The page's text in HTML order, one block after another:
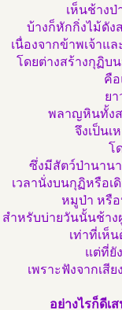
เห็นช้าง
บ้างก็หักกิ่งไม้ดัง
เนื่องจากข้าพเจ้าแ
โดยต่างสร้างกุฏิบ
คื
ย
พลาญหินทั้งส
จึงเป็น
โ
ซึ่งมีสัตว์ป่านาน
เวลานั่งบนกุฏิหรือเ
หมูป่า หรือ
สำหรับบ่ายวันนั้นช้าง
เท่าที่เห็
แต่ที่ยั
เพราะฟังจากเสี
อย่างไรก็ดีเ